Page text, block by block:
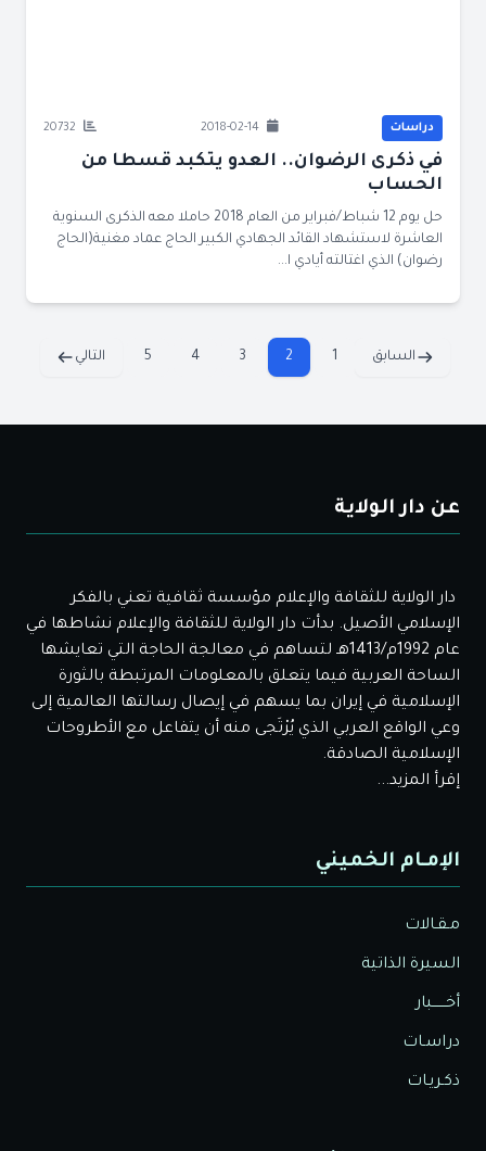
دراسات 2018-02-14
في ذكرى الرضوان.. العدو يتكبد قسطا من
الحساب
حل يوم 12 شباط/فبراير من العام 2018 حاملا معه الذكرى السنوية
العاشرة لاستشهاد القائد الجهادي الكبير الحاج عماد مغنية(الحاج
رضوان) الذي اغتالته أيادي ا...
السابق 1
2
3
4
5 التالي
عن دار الولاية
دار الولاية للثقافة والإعلام مؤسسة ثقافية تعني بالفكر
الإسلامي الأصيل. بدأت دار الولاية للثقافة والإعلام نشاطها في
عام 1992م/1413هـ لتساهم في معالجة الحاجة التي تعايشها
الساحة العربية فيما يتعلق بالمعلومات المرتبطة بالثورة
الإسلامية في إيران بما يسهم في إيصال رسالتها العالمية إلى
وعي الواقع العربي الذي يُرْتَجى منه أن يتفاعل مع الأطروحات
الإسلامية الصادقة.
إقرأ المزيد...
الإمـام الخميني
مـقـالات
السيرة الذاتية
أخــــــبار
دراسـات
ذكـريـات